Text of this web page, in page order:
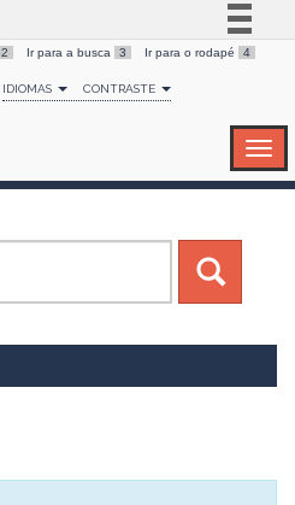
Simplifique!
Comunica BR
Canais
2 Ir para a busca 3 Ir para o rodapé 4
IDIOMAS CONTRASTE